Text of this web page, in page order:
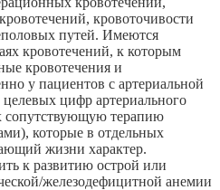
кровоточивости
путей. Имеются
кровотечений, к которым
кровотечения и
у пациентов с артериальной
цифр артериального
сопутствующую терапию
которые в отдельных
жизни характер.
к развитию острой или
железодефицитной анемии